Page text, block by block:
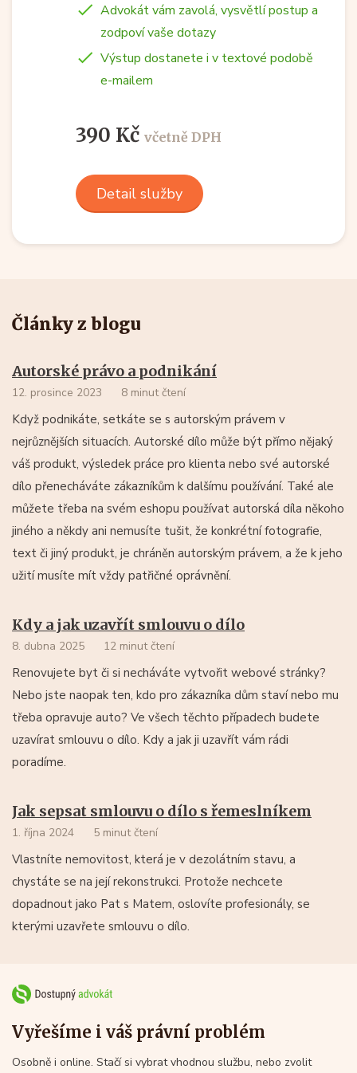
Advokát vám zavolá, vysvětlí postup a
zodpoví vaše dotazy
Výstup dostanete i v textové podobě
e-mailem
390 Kč včetně DPH
Detail služby
Články z blogu
Autorské právo a podnikání
12. prosince 2023 8 minut čtení
Když podnikáte, setkáte se s autorským právem v
nejrůznějších situacích. Autorské dílo může být přímo nějaký
váš produkt, výsledek práce pro klienta nebo své autorské
dílo přenecháváte zákazníkům k dalšímu používání. Také ale
můžete třeba na svém eshopu používat autorská díla někoho
jiného a někdy ani nemusíte tušit, že konkrétní fotografie,
text či jiný produkt, je chráněn autorským právem, a že k jeho
užití musíte mít vždy patřičné oprávnění.
Kdy a jak uzavřít smlouvu o dílo
8. dubna 2025 12 minut čtení
Renovujete byt či si necháváte vytvořit webové stránky?
Nebo jste naopak ten, kdo pro zákazníka dům staví nebo mu
třeba opravuje auto? Ve všech těchto případech budete
uzavírat smlouvu o dílo. Kdy a jak ji uzavřít vám rádi
poradíme.
Jak sepsat smlouvu o dílo s řemeslníkem
1. října 2024 5 minut čtení
Vlastníte nemovitost, která je v dezolátním stavu, a
chystáte se na její rekonstrukci. Protože nechcete
dopadnout jako Pat s Matem, oslovíte profesionály, se
kterými uzavřete smlouvu o dílo.
Vyřešíme i váš právní problém
Osobně i online. Stačí si vybrat vhodnou službu, nebo zvolit